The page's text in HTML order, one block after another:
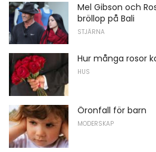
Mel Gibson och
bröllop på Bali
STJÄRNA
Hur många rosor
HUS
Öronfall för barn
MODERSKAP